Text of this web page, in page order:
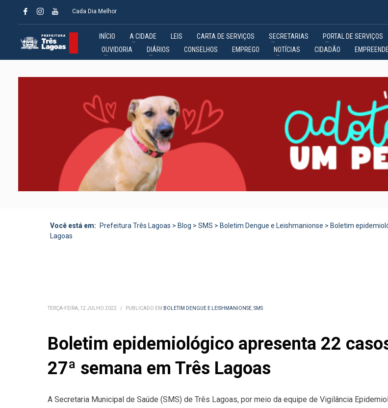
Cada Dia Melhor
INÍCIO A CIDADE LEIS CARTA DE SERVIÇOS SECRETARIAS PORTAL DE SERVIÇOS
OUVIDORIA
DIÁRIOS CONSELHOS EMPREGO NOTÍCIAS CIDADÃO
Você está em: Prefeitura Três Lagoas > Blog > SMS > Boletim Dengue e Leishmanionse > Boletim
Lagoas
TERÇA-FEIRA, 12 JULHO 2022 / PUBLICADO EM BOLETIM DENGUE E LEISHMANIONSE,SMS
Boletim epidemiológico apresenta 22
27ª semana em Três Lagoas
A Secretaria Municipal de Saúde (SMS) de Três Lagoas, por meio da equipe de Vigilância